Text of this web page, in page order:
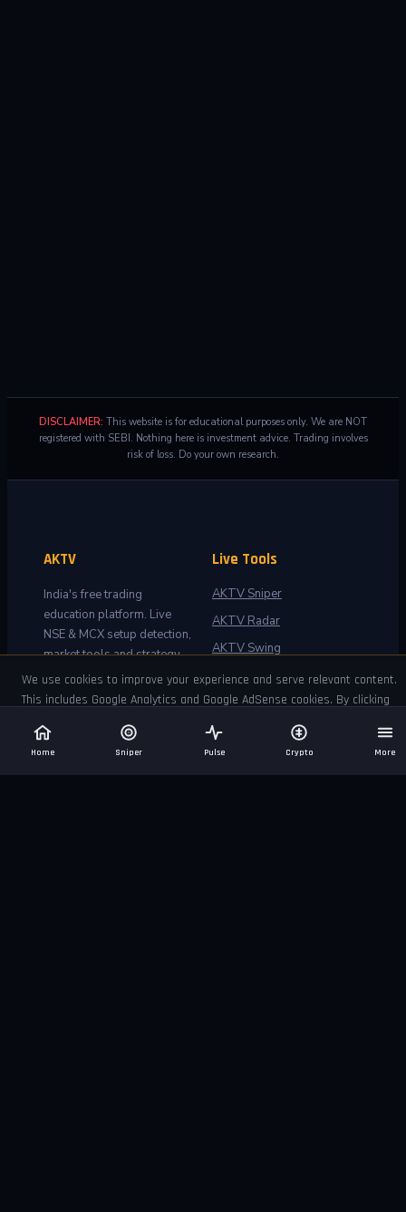
We use cookies to improve your experience and serve relevant content.
This includes Google Analytics and Google AdSense cookies. By clicking
Decline
Accept
Home Sniper Pulse Crypto More
DISCLAIMER: This website is for educational purposes only. We are NOT
registered with SEBI. Nothing here is investment advice. Trading involves
risk of loss. Do your own research.
AKTV
India's free trading
education platform. Live
NSE & MCX setup detection,
market tools and strategy
guides for retail traders.
About AKTV
Meet the Founder
Contact Us
Live Tools
AKTV Sniper
AKTV Radar
AKTV Swing
Market Pulse
Setup Performance